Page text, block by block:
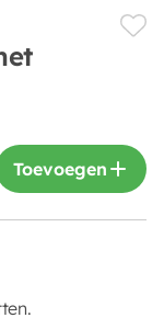
Toevoegen